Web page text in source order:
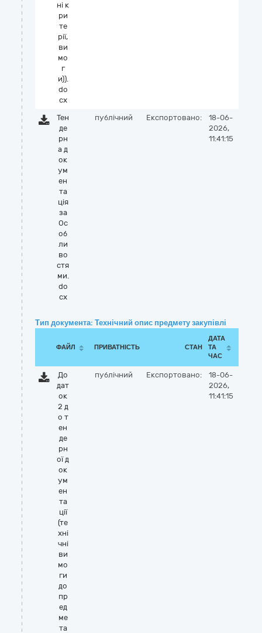
ні к
ри
те
рії,
ви
мо
г
и)).
do
cx
Тен
де
рн
а д
ок
ум
ен
та
ція
за
Ос
об
ли
во
стя
ми.
do
cx
публічний Експортовано:
18-06-
2026,
11:41:15
Тип документа: Технічний опис предмету закупівлі
ФАЙЛ ПРИВАТНІСТЬ СТАН
ДАТА
ТА
ЧАС
До
дат
ок
2 д
о т
ен
де
рн
ої д
ок
ум
ен
та
ції
(те
хні
чні
ви
мо
ги
до
пр
ед
ме
та
публічний Експортовано:
18-06-
2026,
11:41:15